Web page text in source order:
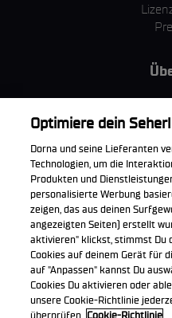
Cookie
Die offizielle
Optimiere dein
Dorna und seine Lieferanten
Technologien, um die
Produkten und
personalisierte Werbung
zeigen, das aus deinen
angezeigten Seiten) erstellt
aktivieren" klickst, stimmst Du
Cookies auf deinem Gerät für
auf "Anpassen" kannst Du
Cookies Du aktivieren oder
unsere Cookie-Richtlinie
überprüfen. Cookie-Richtlinie